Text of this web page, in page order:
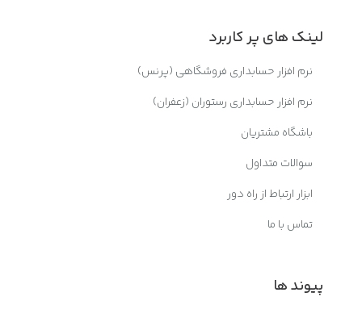
لینک های پر کاربرد
نرم افزار حسابداری فروشگاهی (پرنس)
نرم افزار حسابداری رستوران (زعفران)
باشگاه مشتریان
سوالات متداول
ابزار ارتباط از راه دور
تماس با ما
پیوند ها